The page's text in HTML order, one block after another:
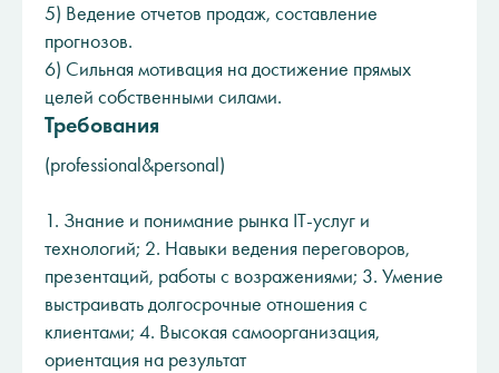
5) Ведение отчетов продаж, составление
прогнозов.
6) Сильная мотивация на достижение прямых
целей собственными силами.
Требования
(professional&personal)
1. Знание и понимание рынка IT-услуг и
технологий; 2. Навыки ведения переговоров,
презентаций, работы с возражениями; 3. Умение
выстраивать долгосрочные отношения с
клиентами; 4. Высокая самоорганизация,
ориентация на результат